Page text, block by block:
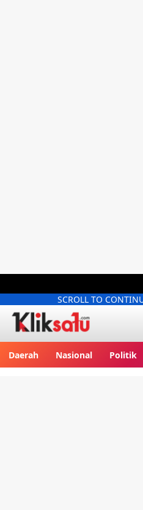
SCROLL TO
Daerah Nasional Politik